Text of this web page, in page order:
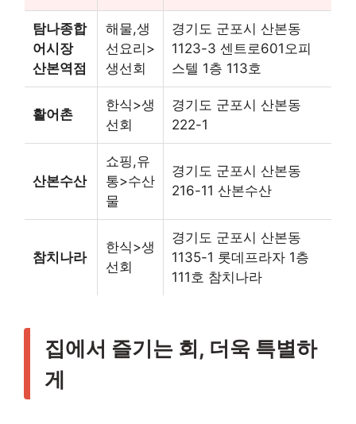
탐나종합
어시장
산본역점
해물,생
선요리>
생선회
경기도 군포시 산본동
1123-3 센트로601오피
스텔 1층 113호
활어촌
한식>생
선회
경기도 군포시 산본동
222-1
산본수산
쇼핑,유
통>수산
물
경기도 군포시 산본동
216-11 산본수산
참치나라
한식>생
선회
경기도 군포시 산본동
1135-1 롯데프라자 1층
111호 참치나라
집에서 즐기는 회, 더욱 특별하
게